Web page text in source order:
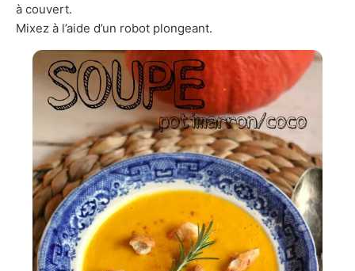
à couvert.
Mixez à l’aide d’un robot plongeant.